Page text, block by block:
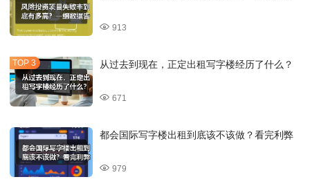
913
从过去到现在，正定出租写字楼经历了什么？
671
都会国际写字楼出租到底该不该做？看完利弊
979